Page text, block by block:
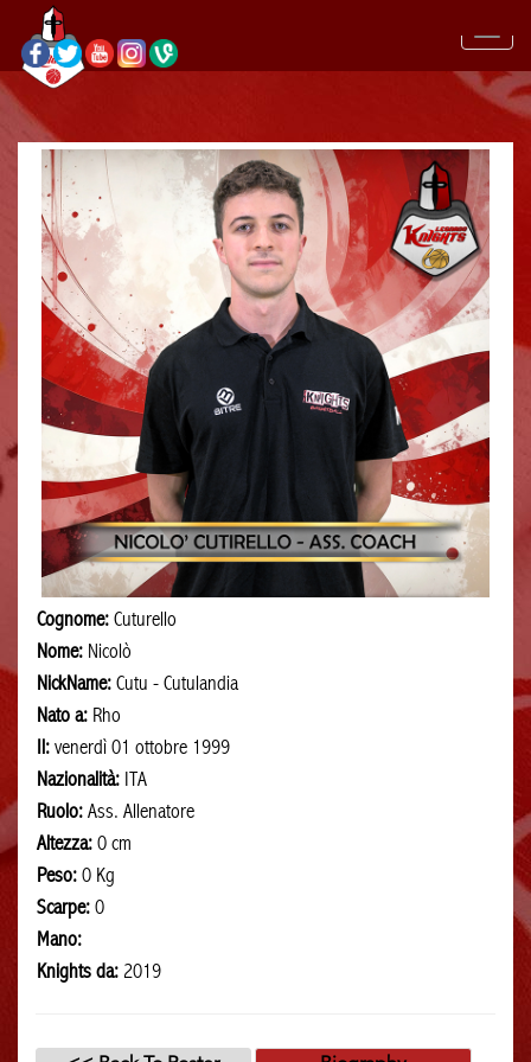
Cognome: Cuturello
Nome: Nicolò
NickName: Cutu - Cutulandia
Nato a: Rho
Il: venerdì 01 ottobre 1999
Nazionalità: ITA
Ruolo: Ass. Allenatore
Altezza: 0 cm
Peso: 0 Kg
Scarpe: 0
Mano:
Knights da: 2019